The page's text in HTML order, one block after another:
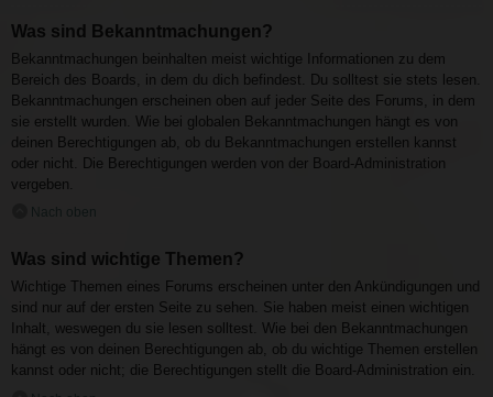
Was sind Bekanntmachungen?
Bekanntmachungen beinhalten meist wichtige Informationen zu dem
Bereich des Boards, in dem du dich befindest. Du solltest sie stets lesen.
Bekanntmachungen erscheinen oben auf jeder Seite des Forums, in dem
sie erstellt wurden. Wie bei globalen Bekanntmachungen hängt es von
deinen Berechtigungen ab, ob du Bekanntmachungen erstellen kannst
oder nicht. Die Berechtigungen werden von der Board-Administration
vergeben.
Nach oben
Was sind wichtige Themen?
Wichtige Themen eines Forums erscheinen unter den Ankündigungen und
sind nur auf der ersten Seite zu sehen. Sie haben meist einen wichtigen
Inhalt, weswegen du sie lesen solltest. Wie bei den Bekanntmachungen
hängt es von deinen Berechtigungen ab, ob du wichtige Themen erstellen
kannst oder nicht; die Berechtigungen stellt die Board-Administration ein.